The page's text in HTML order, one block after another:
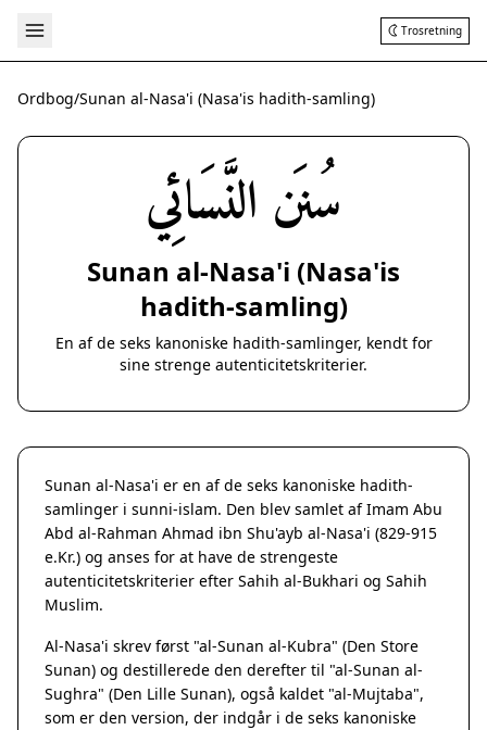
Trosretning
Ordbog/Sunan al-Nasa'i (Nasa'is hadith-samling)
سُنَن النَّسَائِي
Sunan al-Nasa'i (Nasa'is
hadith-samling)
En af de seks kanoniske hadith-samlinger, kendt for
sine strenge autenticitetskriterier.
Sunan al-Nasa'i er en af de seks kanoniske hadith-
samlinger i sunni-islam. Den blev samlet af Imam Abu
Abd al-Rahman Ahmad ibn Shu'ayb al-Nasa'i (829-915
e.Kr.) og anses for at have de strengeste
autenticitetskriterier efter Sahih al-Bukhari og Sahih
Muslim.
Al-Nasa'i skrev først "al-Sunan al-Kubra" (Den Store
Sunan) og destillerede den derefter til "al-Sunan al-
Sughra" (Den Lille Sunan), også kaldet "al-Mujtaba",
som er den version, der indgår i de seks kanoniske